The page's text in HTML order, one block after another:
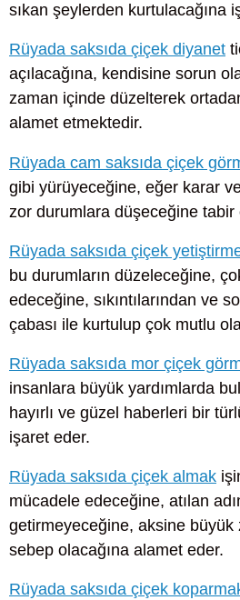
sıkan şeylerden kurtulacağına
Rüyada saksıda çiçek diyanet
açılacağına, kendisine sorun
zaman içinde düzelterek
alamet etmektedir.
Rüyada cam saksıda çiçek
gibi yürüyeceğine, eğer karar
zor durumlara düşeceğine tabir
Rüyada saksıda çiçek
bu durumların düzeleceğine,
edeceğine, sıkıntılarından ve
çabası ile kurtulup çok mutlu
Rüyada saksıda mor çiçek
insanlara büyük yardımlarda
hayırlı ve güzel haberleri bir
işaret eder.
Rüyada saksıda çiçek almak
mücadele edeceğine, atılan
getirmeyeceğine, aksine büyük
sebep olacağına alamet eder.
Rüyada saksıda çiçek